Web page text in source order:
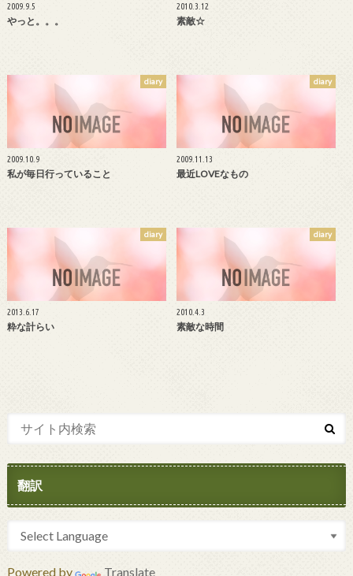
2009.9.5
やっと。。。
2010.3.12
素敵☆
diary
2009.10.9
私が毎日行っていること
diary
2009.11.13
最近LOVEなもの
diary
2013.6.17
粋な計らい
diary
2010.4.3
素敵な時間
翻訳
Powered by Translate